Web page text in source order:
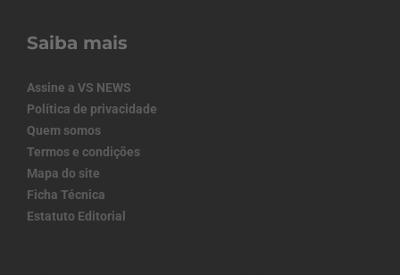
Saiba mais
Assine a VS NEWS
Política de privacidade
Quem somos
Termos e condições
Mapa do site
Ficha Técnica
Estatuto Editorial